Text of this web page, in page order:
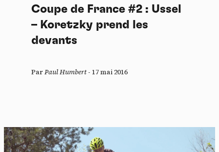
Coupe de France #2 : Ussel
– Koretzky prend les
devants
ParPaul Humbert- 17 mai 2016